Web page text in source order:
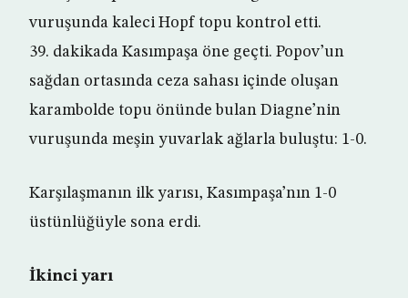
vuruşunda kaleci Hopf topu kontrol etti.
39. dakikada Kasımpaşa öne geçti. Popov’un
sağdan ortasında ceza sahası içinde oluşan
karambolde topu önünde bulan Diagne’nin
vuruşunda meşin yuvarlak ağlarla buluştu: 1-0.
Karşılaşmanın ilk yarısı, Kasımpaşa’nın 1-0
üstünlüğüyle sona erdi.
İkinci yarı